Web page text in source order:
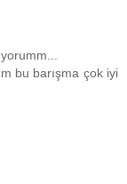
bu barışma çok iyi